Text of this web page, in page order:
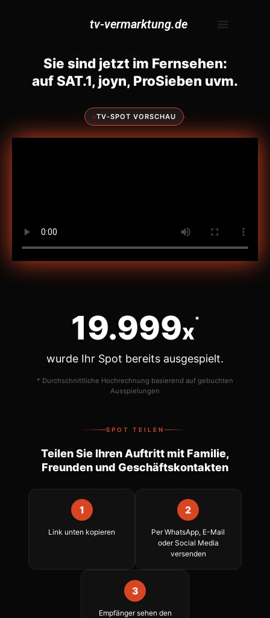
tv-vermarktung.de
Sie sind jetzt im Fernsehen:
auf SAT.1, joyn, ProSieben uvm.
TV-SPOT VORSCHAU ·
20.000x *
wurde Ihr Spot bereits ausgespielt.
* Durchschnittliche Hochrechnung basierend auf gebuchten
Ausspielungen
SPOT TEILEN
Teilen Sie Ihren Auftritt mit Familie,
Freunden und Geschäftskontakten
1
Link unten kopieren
2
Per WhatsApp, E-Mail
oder Social Media
versenden
3
Empfänger sehen den